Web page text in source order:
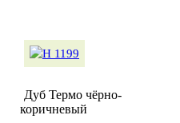
Дуб Термо чёрно-
коричневый